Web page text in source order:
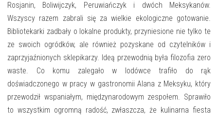
WYDARZENIA KULTURALNE
FOTO
E-INFORMATOR
Rosjanin, Boliwijczyk, Peruwiańczyk i dwóch Meksykanów.
Wszyscy razem zabrali się za wielkie ekologiczne gotowanie.
Bibliotekarki zadbały o lokalne produkty, przyniesione nie tylko te
ze swoich ogródków, ale również pozyskane od czytelników i
zaprzyjaźnionych sklepikarzy. Ideą przewodnią była filozofia zero
waste. Co komu zalegało w lodówce trafiło do rąk
doświadczonego w pracy w gastronomii Alana z Meksyku, który
przewodził wspaniałym, międzynarodowym zespołem. Sprawiło
to wszystkim ogromną radość, zwłaszcza, że kulinarna fiesta